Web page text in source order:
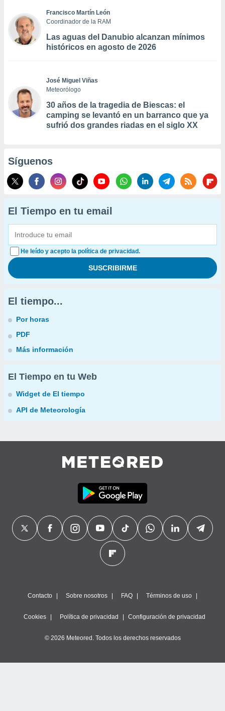
Francisco Martín León
Coordinador de la RAM
Las aguas del Danubio alcanzan mínimos
históricos en agosto de 2026
José Miguel Viñas
Meteorólogo
30 años de la tragedia de Biescas: el
camping se levantó en un barranco que ya
sufrió dos grandes riadas en el siglo XX
Síguenos
El Tiempo en tu email
He leído y acepto la política de privacidad.
El tiempo...
Por horas
PDF
Más información
El Tiempo en tu Web
Widget de El tiempo
API de Meteorología
Contacto Sobre nosotros FAQ Términos de uso
Cookies Política de privacidad Configuración de privacidad
© 2026 Meteored. Todos los derechos reservados